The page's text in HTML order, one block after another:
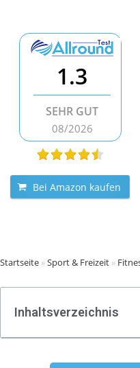
1.3
SEHR GUT
08/2026
Bei Amazon kaufen
Startseite »Sport & Freizeit »
Inhaltsverzeichnis